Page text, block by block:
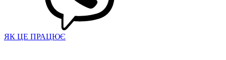
ЯК ЦЕ ПРАЦЮЄ